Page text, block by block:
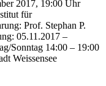
2017, 19:00 Uhr
für
Prof. Stephan P.
05.11.2017 –
Sonntag 14:00 – 19:00
Weissensee